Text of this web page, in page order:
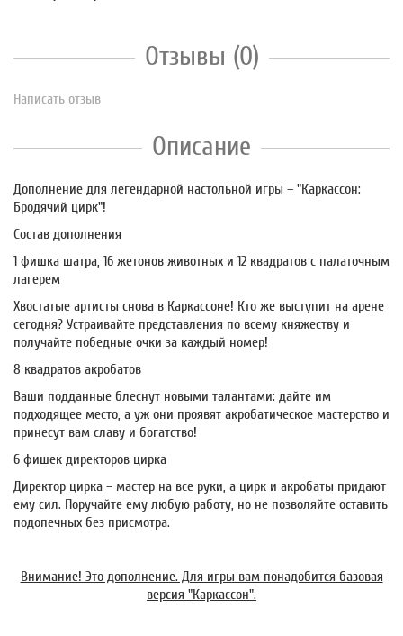
Отзывы (0)
Написать отзыв
Описание
Дополнение для легендарной настольной игры – "Каркассон:
Бродячий цирк"!
Состав дополнения
1 фишка шатра, 16 жетонов животных и 12 квадратов с палаточным
лагерем
Хвостатые артисты снова в Каркассоне! Кто же выступит на арене
сегодня? Устраивайте представления по всему княжеству и
получайте победные очки за каждый номер!
8 квадратов акробатов
Ваши подданные блеснут новыми талантами: дайте им
подходящее место, а уж они проявят акробатическое мастерство и
принесут вам славу и богатство!
6 фишек директоров цирка
Директор цирка – мастер на все руки, а цирк и акробаты придают
ему сил. Поручайте ему любую работу, но не позволяйте оставить
подопечных без присмотра.
Внимание! Это дополнение. Для игры вам понадобится базовая
версия "Каркассон".